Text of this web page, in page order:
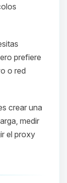
prefiere
o red
crear una
medir
el proxy